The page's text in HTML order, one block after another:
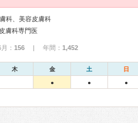
科、美容皮膚科
膚科専門医
： 156 | 年間： 1,452
木 金 土 日
● ● ●